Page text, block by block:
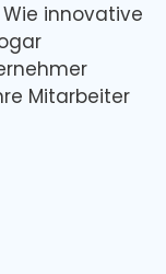
innovative
Mitarbeiter